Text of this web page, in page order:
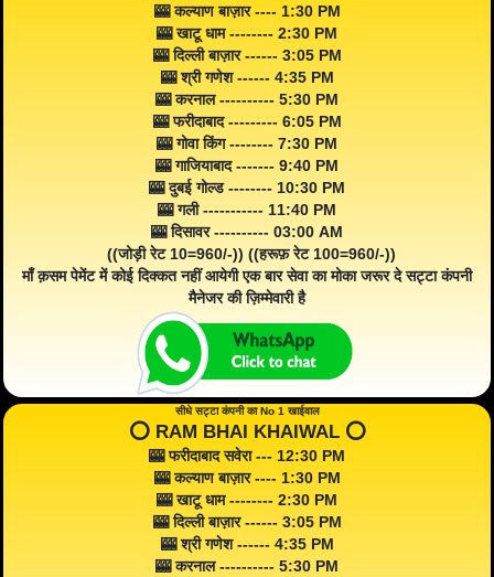
🎰 कल्याण बाज़ार ---- 1:30 PM
🎰 खाटू धाम -------- 2:30 PM
🎰 दिल्ली बाज़ार ------ 3:05 PM
🎰 श्री गणेश ------ 4:35 PM
🎰 करनाल ---------- 5:30 PM
🎰 फरीदाबाद --------- 6:05 PM
🎰 गोवा किंग -------- 7:30 PM
🎰 गाजियाबाद ------- 9:40 PM
🎰 दुबई गोल्ड -------- 10:30 PM
🎰 गली ----------- 11:40 PM
🎰 दिसावर ---------- 03:00 AM
((जोड़ी रेट 10=960/-)) ((हरूफ़ रेट 100=960/-))
माँ क़सम पेमेंट में कोई दिक्कत नहीं आयेगी एक बार सेवा का मोका जरूर दे सट्टा कंपनी
मैनेजर की ज़िम्मेवारी है
सीधे सट्टा कंपनी का No 1 खाईवाल
⭕️ RAM BHAI KHAIWAL ⭕️
🎰 फरीदाबाद सवेरा --- 12:30 PM
🎰 कल्याण बाज़ार ---- 1:30 PM
🎰 खाटू धाम -------- 2:30 PM
🎰 दिल्ली बाज़ार ------ 3:05 PM
🎰 श्री गणेश ------ 4:35 PM
🎰 करनाल ---------- 5:30 PM